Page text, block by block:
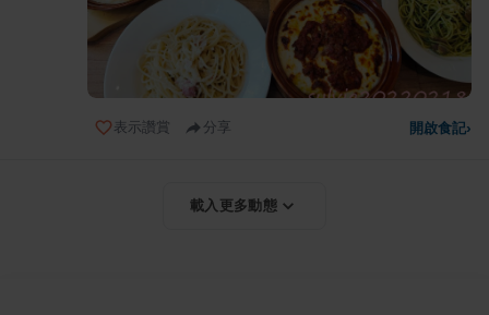
表示讚賞 分享 開啟食記›
載入更多動態